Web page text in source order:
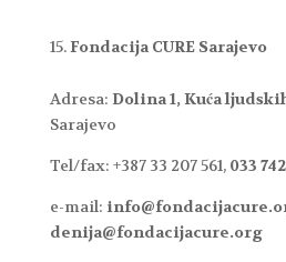
Fondacija CURE Sarajevo
Adresa: Dolina 1, Kuća
Sarajevo
Tel/fax: +387 33 207 561, 033
e-mail:
denija@fondacijacure.org